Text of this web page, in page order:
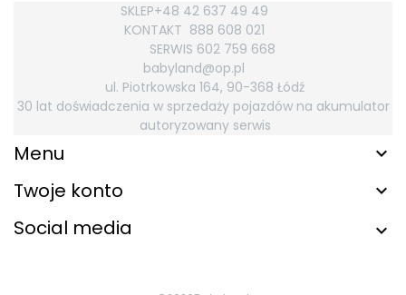
SKLEP+48 42 637 49 49
KONTAKT 888 608 021
SERWIS 602 759 668
babyland@op.pl
ul. Piotrkowska 164, 90-368 Łódź
30 lat doświadczenia w sprzedaży pojazdów na akumulator
autoryzowany serwis
Menu
Twoje konto
Social media